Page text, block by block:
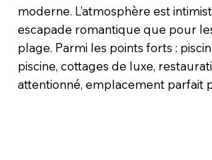
moderne. L’atmosphère est
escapade romantique que pour
plage. Parmi les points forts :
piscine, cottages de luxe,
attentionné, emplacement parfait